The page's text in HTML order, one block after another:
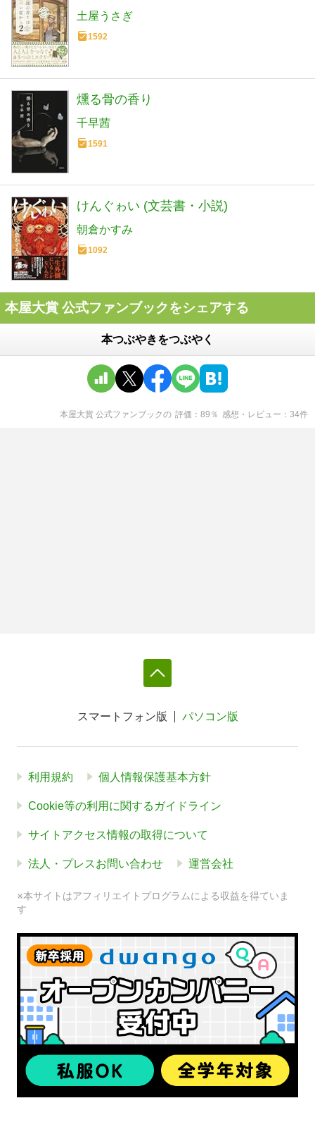
土屋うさぎ
1592
燻る骨の香り
千早茜
1591
けんぐゎい (文芸書・小説)
朝倉かすみ
1092
本屋大賞 公式ファンブックをシェアする
本つぶやきをつぶやく
本屋大賞 公式ファンブックの 評価 89 ％ 感想・レビュー 34件
スマートフォン版 パソコン版
利用規約 個人情報保護基本方針
Cookie等の利用に関するガイドライン
サイトアクセス情報の取得について
法人・プレスお問い合わせ 運営会社
※本サイトはアフィリエイトプログラムによる収益を得ていま
す